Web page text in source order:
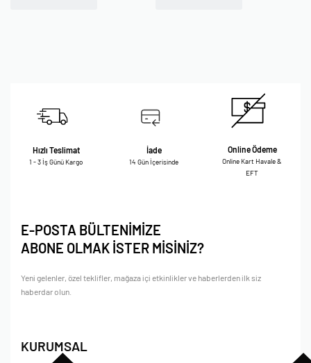
Hızlı Teslimat
1 - 3 İş Günü Kargo
İade
14 Gün İçerisinde
Online Ödeme
Online Kart Havale &
EFT
KURUMSAL
E-POSTA BÜLTENİMİZE
ABONE OLMAK İSTER MİSİNİZ?
Yeni gelenler, özel teklifler, mağaza içi etkinlikler ve haberlerden ilk siz
haberdar olun.